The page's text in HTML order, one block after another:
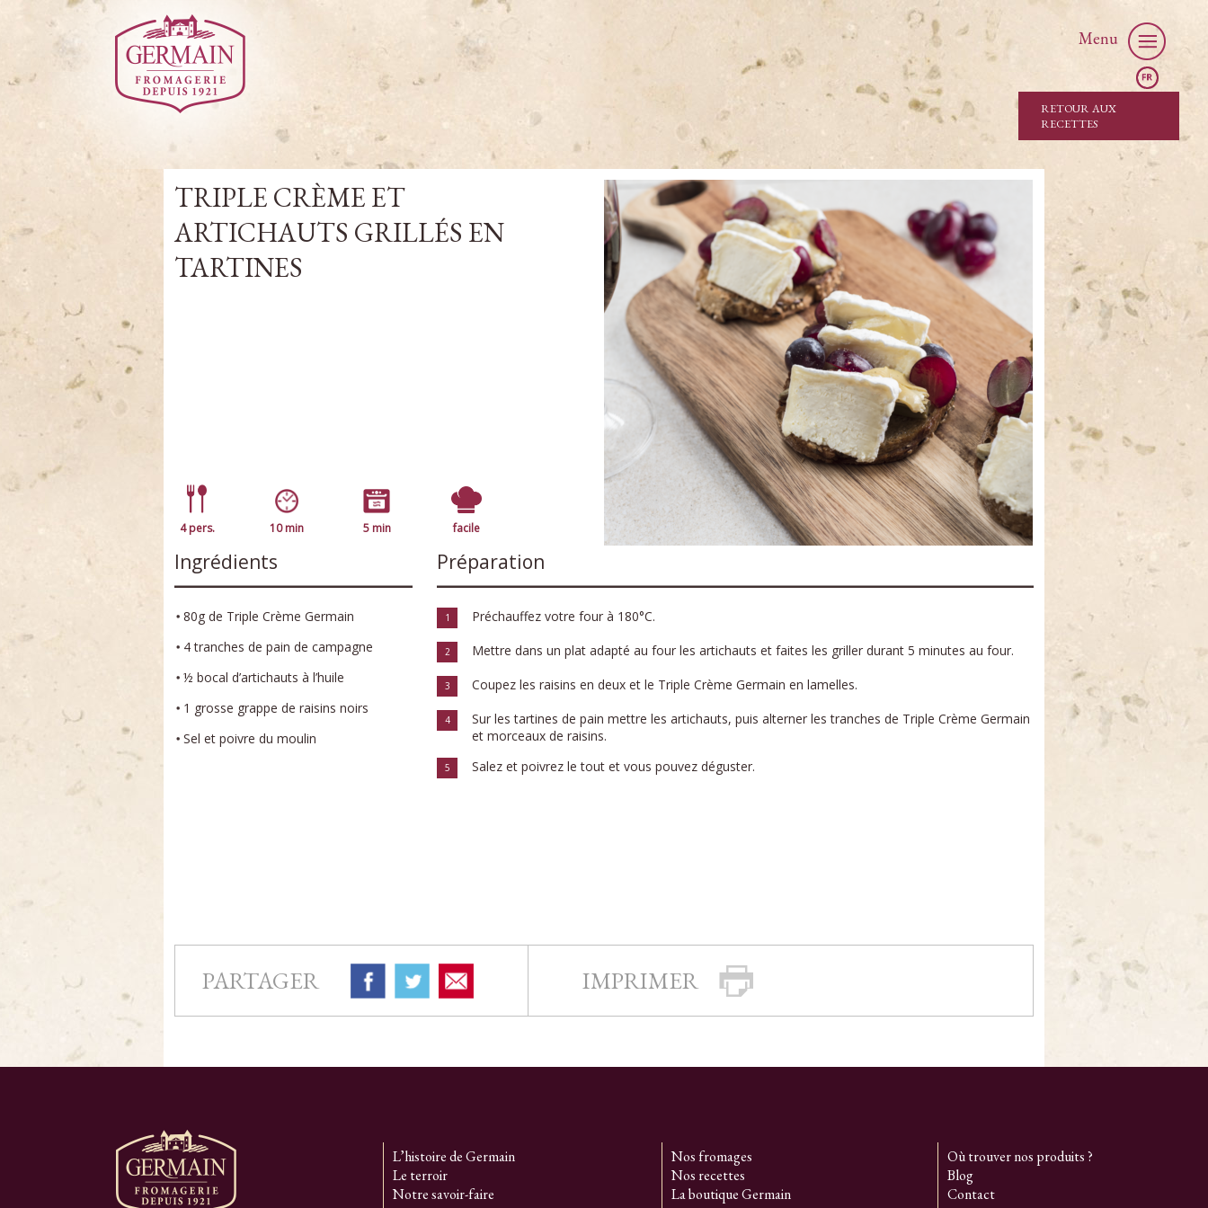
Menu
RETOUR AUX
RECETTES
TRIPLE CRÈME ET
ARTICHAUTS GRILLÉS EN
TARTINES
4 pers. 10 min 5 min facile
Ingrédients
80g de Triple Crème Germain
4 tranches de pain de campagne
½ bocal d’artichauts à l’huile
1 grosse grappe de raisins noirs
Sel et poivre du moulin
Préparation
1 Préchauffez votre four à 180°C.
2 Mettre dans un plat adapté au four les artichauts et faites les griller durant 5 minutes au four.
3 Coupez les raisins en deux et le Triple Crème Germain en lamelles.
4
Sur les tartines de pain mettre les artichauts, puis alterner les tranches de Triple Crème Germain
et morceaux de raisins.
5 Salez et poivrez le tout et vous pouvez déguster.
PARTAGER IMPRIMER
L’histoire de Germain
Le terroir
Notre savoir-faire
Nos fromages
Nos recettes
La boutique Germain
Où trouver nos produits ?
Blog
Contact